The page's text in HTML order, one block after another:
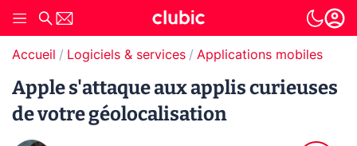
Accueil Logiciels & services Applications mobiles
Apple s'attaque aux applis curieuses
de votre géolocalisation